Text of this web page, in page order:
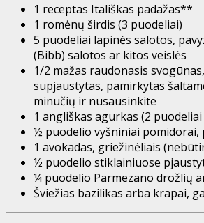
1 receptas Itališkas padažas**
1 romėnų širdis (3 puodeliai)
5 puodeliai lapinės salotos,
(Bibb) salotos ar kitos veislės
1/2 mažas raudonasis
supjaustytas, pamirkytas
minučių ir nusausinkite
1 angliškas agurkas (2
½ puodelio vyšniniai
1 avokadas, griežinėliais
½ puodelio stiklainiuose
¼ puodelio Parmezano drožlių
Šviežias bazilikas arba krapai,